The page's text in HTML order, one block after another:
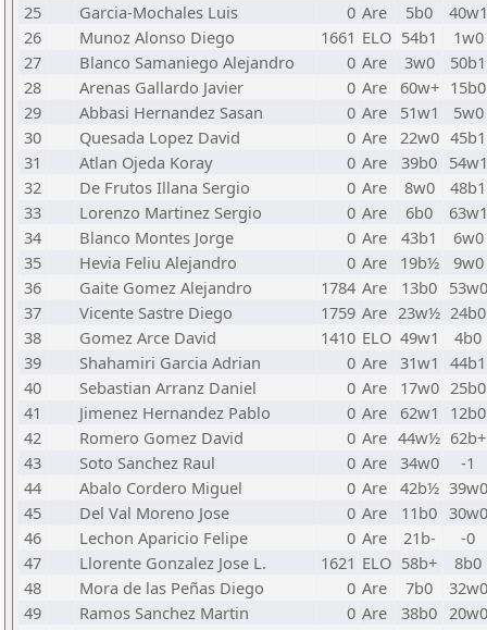
25
Garcia-Mochales Luis 0 Are 5b0
40w1
26
Munoz Alonso Diego 1661 ELO 54b1
1w0
27
Blanco Samaniego Alejandro 0 Are 3w0
50b1
28
Arenas Gallardo Javier 0 Are 60w+ 15b0
29
Abbasi Hernandez Sasan 0 Are 51w1
5w0
30
Quesada Lopez David 0 Are 22w0 45b1
31
Atlan Ojeda Koray 0 Are 39b0 54w1
32
De Frutos Illana Sergio 0 Are 8w0
48b1
33
Lorenzo Martinez Sergio 0 Are 6b0
63w1
34
Blanco Montes Jorge 0 Are 43b1
6w0
35
Hevia Feliu Alejandro 0 Are 19b½
9w0
36
Gaite Gomez Alejandro 1784 Are 13b0 53w0
37
Vicente Sastre Diego 1759 Are 23w½ 24b0
38
Gomez Arce David 1410 ELO 49w1
4b0
39
Shahamiri Garcia Adrian 0 Are 31w1 44b1
40
Sebastian Arranz Daniel 0 Are 17w0 25b0
41
Jimenez Hernandez Pablo 0 Are 62w1
12b0
42
Romero Gomez David 0 Are 44w½ 62b+
43
Soto Sanchez Raul 0 Are 34w0
-1
44
Abalo Cordero Miguel 0 Are 42b½ 39w0
45
Del Val Moreno Jose 0 Are 11b0 30w0
46
Lechon Aparicio Felipe 0 Are 21b-
-0
47
Llorente Gonzalez Jose L. 1621 ELO 58b+
8b0
48
Mora de las Peñas Diego 0 Are 7b0
32w0
49
Ramos Sanchez Martin 0 Are 38b0 20w0